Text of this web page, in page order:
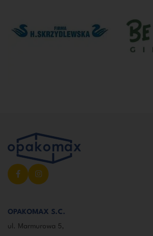
OPAKOMAX S.C.
ul. Marmurowa 5,